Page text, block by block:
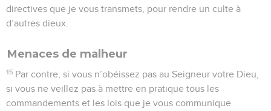
directives que je vous transmets, pour rendre un culte à
d’autres dieux.
Menaces de malheur
15 Par contre, si vous n’obéissez pas au Seigneur votre Dieu,
si vous ne veillez pas à mettre en pratique tous les
commandements et les lois que je vous communique